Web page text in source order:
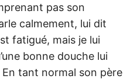
pas son
calmement, lui dit
fatigué, mais je lui
bonne douche lui
tant normal son père